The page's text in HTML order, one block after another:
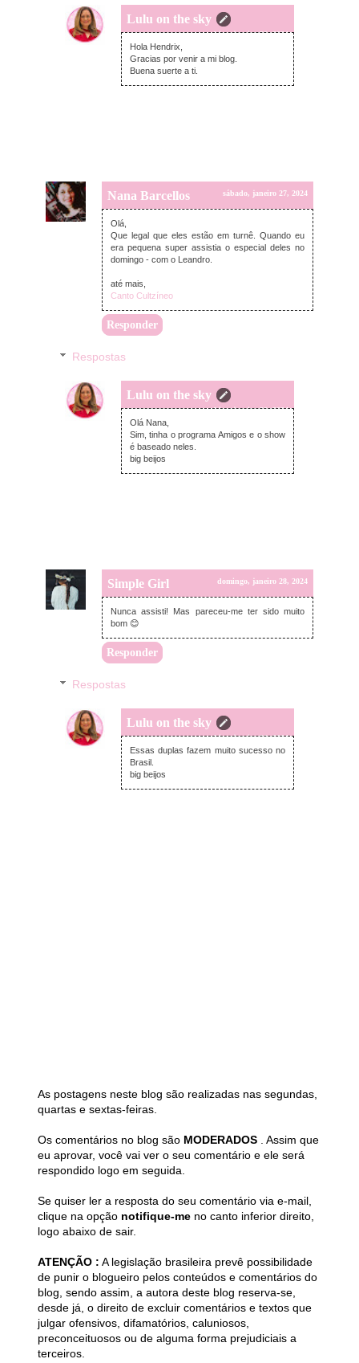
Lulu on the sky
terça-feira, janeiro 30, 2024
Hola Hendrix,
Gracias por venir a mi blog.
Buena suerte a ti.
Nana Barcellos sábado, janeiro 27, 2024
Olá,
Que legal que eles estão em turnê. Quando eu
era pequena super assistia o especial deles no
domingo - com o Leandro.
até mais,
Canto Cultzíneo
Responder
Respostas
Lulu on the sky
terça-feira, janeiro 30, 2024
Olá Nana,
Sim, tinha o programa Amigos e o show
é baseado neles.
big beijos
Simple Girl domingo, janeiro 28, 2024
Nunca assisti! Mas pareceu-me ter sido muito
bom 😊
Responder
Respostas
Lulu on the sky
terça-feira, janeiro 30, 2024
Essas duplas fazem muito sucesso no
Brasil.
big beijos
As postagens neste blog são realizadas nas segundas,
quartas e sextas-feiras.
Os comentários no blog são MODERADOS . Assim que
eu aprovar, você vai ver o seu comentário e ele será
respondido logo em seguida.
Se quiser ler a resposta do seu comentário via e-mail,
clique na opção notifique-me no canto inferior direito,
logo abaixo de sair.
ATENÇÃO : A legislação brasileira prevê possibilidade
de punir o blogueiro pelos conteúdos e comentários do
blog, sendo assim, a autora deste blog reserva-se,
desde já, o direito de excluir comentários e textos que
julgar ofensivos, difamatórios, caluniosos,
preconceituosos ou de alguma forma prejudiciais a
terceiros.